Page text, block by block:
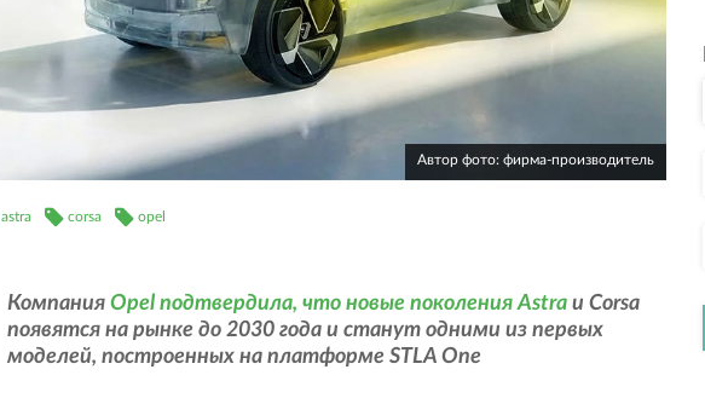
Автор фото: фирма-производитель
astra corsa opel
Компания Opel подтвердила, что новые поколения Astra и Corsa
появятся на рынке до 2030 года и станут одними из первых
моделей, построенных на платформе STLA One